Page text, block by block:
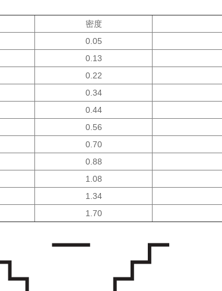
密度
0.05
0.13
0.22
0.34
0.44
0.56
0.70
0.88
1.08
1.34
1.70